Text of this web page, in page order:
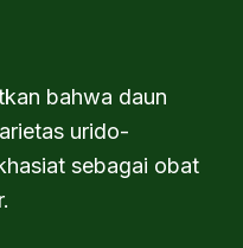
bahwa daun
urido-
sebagai obat